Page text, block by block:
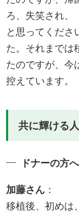
ろ、失笑され、
と思ってくださ
た。それまでは
たのですが、今
控えています。
共に輝ける
ドナーの方
加藤さん：
移植後、初めは